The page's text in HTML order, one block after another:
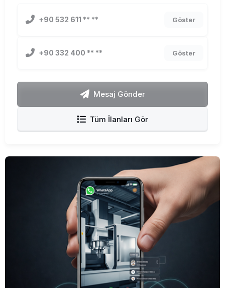
+90 532 611 ** ** Göster
+90 332 400 ** ** Göster
Mesaj Gönder
Tüm İlanları Gör